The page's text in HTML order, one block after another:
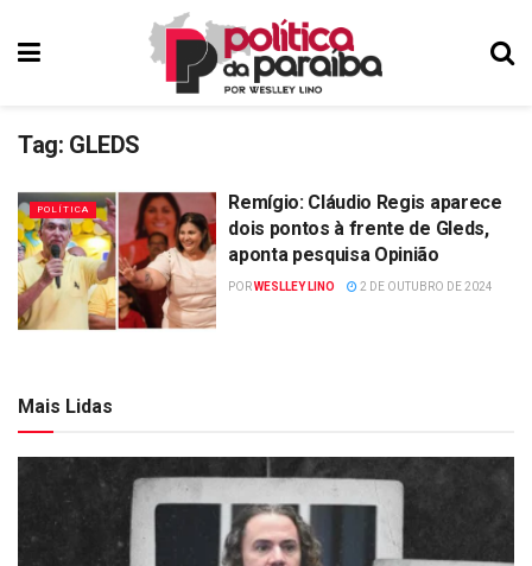
Tag: GLEDS
POLÍTICA
Remígio: Cláudio Regis aparece
dois pontos à frente de Gleds,
aponta pesquisa Opinião
PORWESLLEY LINO 2 DE OUTUBRO DE 2024
Mais Lidas